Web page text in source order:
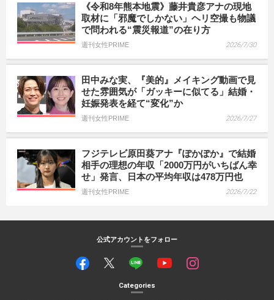
《令和8年熊本地震》藤井貴彦アナの現地
取材に「邪魔でしかない」ヘリ空撮も物議
で問われる“震災報道”の在り方
週刊女性PRIME 2026/7/30
田中みな実、『美的』メイキング動画で見
せた雰囲気が「ガッキーに似てる」結婚・
妊娠発表を経て“変化”か
週刊女性PRIME 2026/7/27
フジテレビ原田葵アナ『ぽかぽか』で結婚
相手の理想の年収「2000万円がいちばん幸
せ」発言、日本の平均年収は478万円也
週刊女性PRIME 2026/7/22
公式アカウントをフォロー
Categories